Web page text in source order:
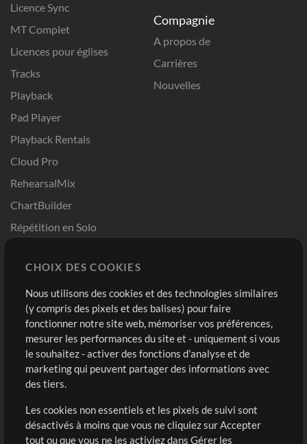
Licence Sync
MT Complet
Licences pour églises
Tracks
Playback
Pad Player
Playback Rentals
Cloud Pro
RehearsalMix
ChartBuilder
Répétition en Solo
Modèles ProPresenter
Sons
Compagnie
A propos de
Carrières
Nouvelles
Boutique
Acheter des crédits
Contenu gratuit
Demander les pistes
Extras
Compte
Connexion
S'inscrire
CHOIX DES COOKIES
Nous utilisons des cookies et des technologies similaires
(y compris des pixels et des balises) pour faire
fonctionner notre site web, mémoriser vos préférences,
mesurer les performances du site et - uniquement si vous
le souhaitez - activer des fonctions d'analyse et de
marketing qui peuvent partager des informations avec
des tiers.
Les cookies non essentiels et les pixels de suivi sont
désactivés à moins que vous ne cliquiez sur Accepter
tout ou que vous ne les activiez dans Gérer les